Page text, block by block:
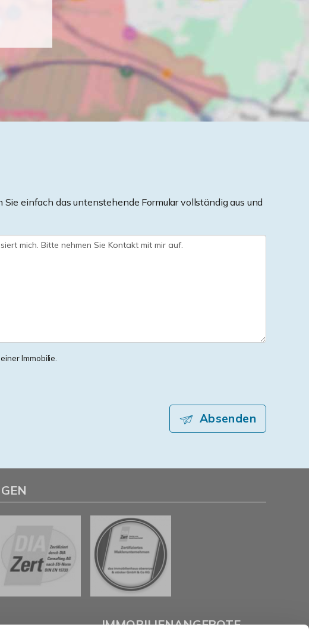
einfach das untenstehende Formular vollständig aus und
Immobilie.
Absenden
IMMOBILIENANGEBOTE